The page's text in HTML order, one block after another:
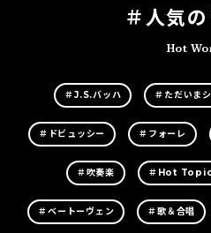
＃人気
Hot
＃J.S.バッハ ＃ただいま
＃ドビュッシー ＃フォーレ
＃吹奏楽 ＃Hot
＃ベートーヴェン ＃歌＆合唱